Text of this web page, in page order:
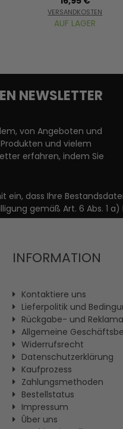
VERSANDKOSTEN
AUF LAGER
NEWSLETTER
von Angeboten und
und vielem
erfahren, indem Sie
ein, dass Ihre
gemäß Art. 6 Abs. 1 a)
INFORMATION
Kontaktiere uns
Lieferpolitik und
Rückgabe- und
Allgemeine
Widerrufsrecht
Datenschutzerklärung
Kaufprozess
Zahlungsmethoden
Bestellstatus
Impressum
Ûber uns